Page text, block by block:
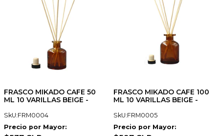
FRASCO MIKADO CAFE 50
ML 10 VARILLAS BEIGE -
SkU:FRM0004
Precio por Mayor:
FRASCO MIKADO CAFE 100
ML 10 VARILLAS BEIGE -
SkU:FRM0005
Precio por Mayor: